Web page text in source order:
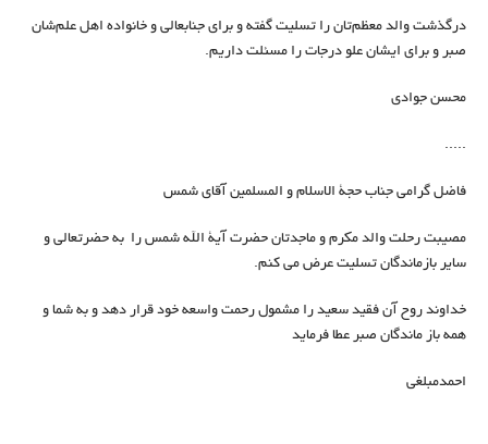
درگذشت والد معظم‌تان را تسلیت گفته و برای جنابعالی و خانواده اهل علم‌شان
صبر و برای ایشان علو درجات را مسئلت داریم.
محسن جوادی
.....
فاضل گرامی جناب حجة الاسلام و المسلمين آقاى شمس
مصيبت رحلت والد مکرم و ماجدتان حضرت آية الله شمس را به حضرتعالى و
ساير بازماندگان تسليت عرض می کنم.
خداوند روح آن فقید سعید را مشمول رحمت واسعه خود قرار دهد و به شما و
همه باز ماندگان صبر عطا فرماید
احمدمبلغی